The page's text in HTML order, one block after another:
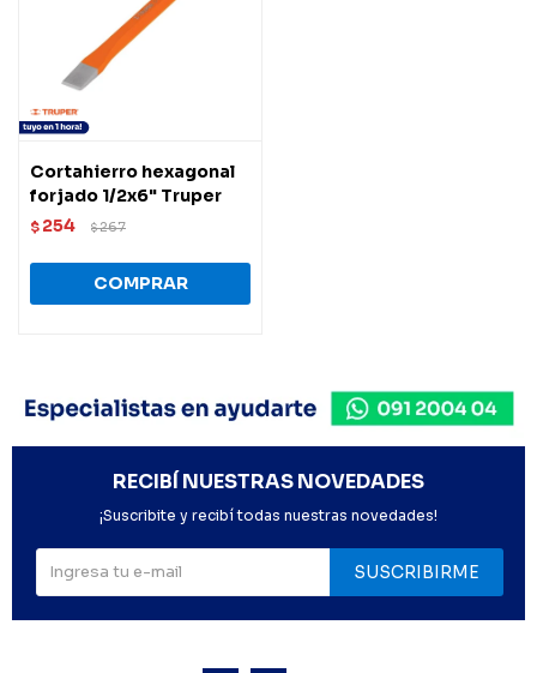
Cortahierro hexagonal
forjado 1/2x6" Truper
$ 254 $267
RECIBÍ NUESTRAS NOVEDADES
¡Suscribite y recibí todas nuestras novedades!
SUSCRIBIRME